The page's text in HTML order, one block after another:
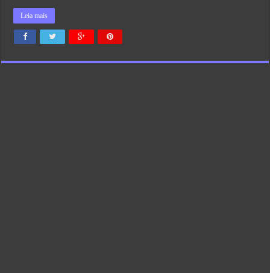
Leia mais